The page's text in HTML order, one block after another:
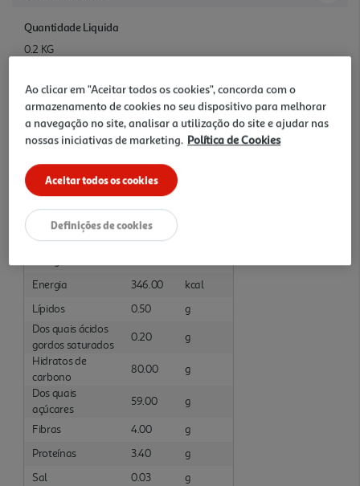
Quantidade Liquida
0.2 KG
Ingredientes/Composição
Passas douradas, oleo de girassol, conservante: E220 (contém
SULFITOS). Pode conter vestígios AMENDOINS e FRUTOS DE
CASCA RIJA
Informações Nutricionais
Valores Nutricionais por: 100 Gramas :Preparado
Nutrientes
Energia
346.00
kcal
Lípidos
0.50
g
Dos quais ácidos
gordos saturados
0.20
g
Hidratos de
carbono
80.00
g
Dos quais
açúcares
59.00 g
Fibras 4.00
g
Proteínas
3.40
g
Sal
0.03 g
Ao clicar em "Aceitar todos os cookies", concorda com o
armazenamento de cookies no seu dispositivo para melhorar
a navegação no site, analisar a utilização do site e ajudar nas
nossas iniciativas de marketing. Política de Cookies
Aceitar todos os cookies
Definições de cookies